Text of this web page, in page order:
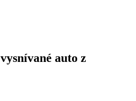
vysnívané auto z